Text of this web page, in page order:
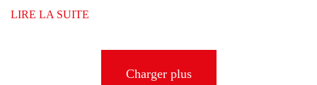
LIRE LA SUITE
Charger plus